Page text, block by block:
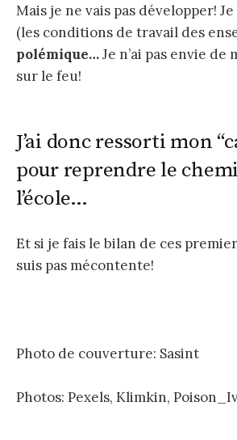
Mais je ne vais pas développer!
(les conditions de travail des
polémique…Je n’ai pas envie de
sur le feu!
J’ai donc ressorti mon
pour reprendre le
l’école…
Et si je fais le bilan de ces
suis pas mécontente!
Photo de couverture: Sasint
Photos: Pexels, Klimkin,